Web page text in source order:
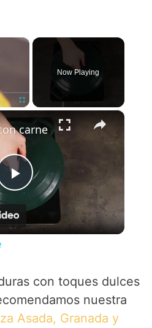
×
Now Playing
×
P
l
y
carne
con toques dulces
nuestra
Asada, Granada y